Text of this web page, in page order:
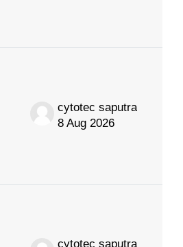
cytotec saputra
8 Aug 2026
cytotec saputra